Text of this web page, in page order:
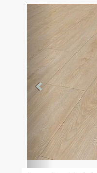
Foto
Anterior